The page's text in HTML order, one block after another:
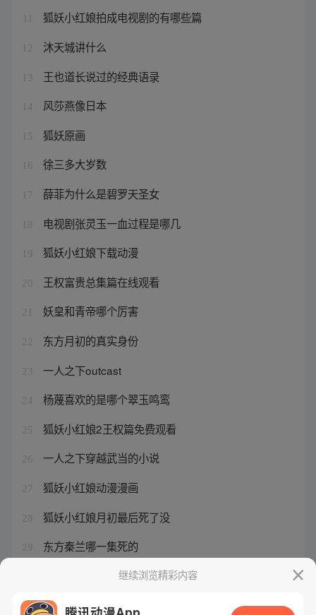
狐妖小红娘拍成电视剧的有哪些篇
12 沐天城讲什么
13 王也道长说过的经典语录
14 风莎燕像日本
15 狐妖原画
16 徐三多大岁数
17 薛菲为什么是碧罗天圣女
18 电视剧张灵玉一血过程是哪几
19 狐妖小红娘下载动漫
20 王权富贵总集篇在线观看
21 妖皇和青帝哪个厉害
22 东方月初的真实身份
23 一人之下outcast
24 杨蔑喜欢的是哪个翠玉鸣鸾
25 狐妖小红娘2王权篇免费观看
26 一人之下穿越武当的小说
27 狐妖小红娘动漫漫画
28 狐妖小红娘月初最后死了没
29 东方秦兰哪一集死的
涂山容容喜欢什么继续浏览精彩内容